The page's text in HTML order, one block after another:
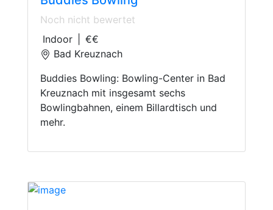
Noch nicht bewertet
Indoor
€€
Bad Kreuznach
Buddies Bowling: Bowling-Center in Bad
Kreuznach mit insgesamt sechs
Bowlingbahnen, einem Billardtisch und
mehr.